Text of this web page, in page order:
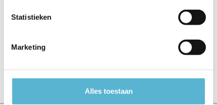
Statistieken
Marketing
Alles toestaan
Reviews
Schrijf je eigen review